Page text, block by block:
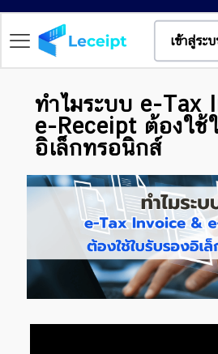
เข้าสู่ระ
ทำไมระบบ e-Tax
e-Receipt ต้องใช้
อิเล็กทรอนิกส์